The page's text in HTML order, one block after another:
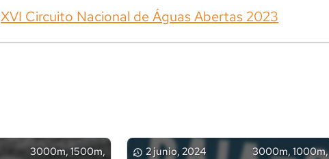
XVI Circuito Nacional de Águas Abertas 2023
3000m, 1500m,
2 junio, 2024
3000m, 1000m,